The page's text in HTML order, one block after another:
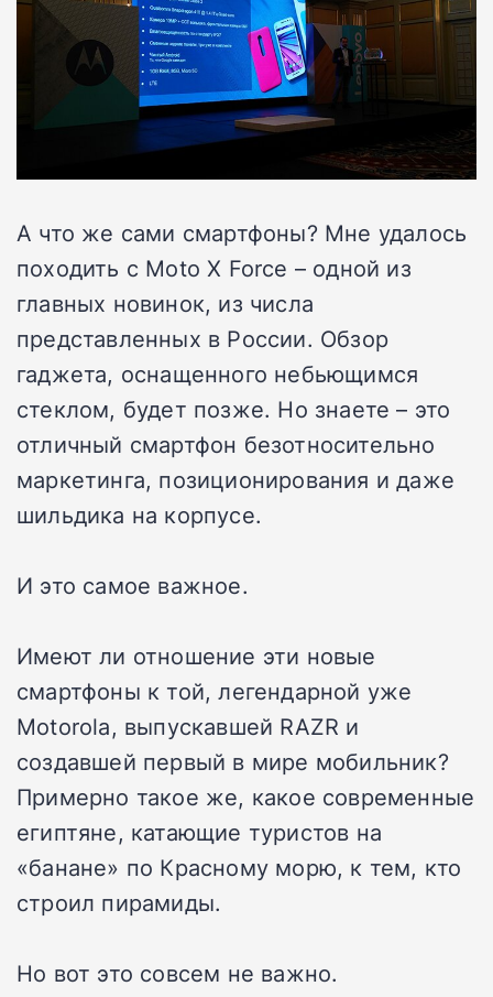
А что же сами смартфоны? Мне удалось
походить с Moto X Force – одной из
главных новинок, из числа
представленных в России. Обзор
гаджета, оснащенного небьющимся
стеклом, будет позже. Но знаете – это
отличный смартфон безотносительно
маркетинга, позиционирования и даже
шильдика на корпусе.
И это самое важное.
Имеют ли отношение эти новые
смартфоны к той, легендарной уже
Motorola, выпускавшей RAZR и
создавшей первый в мире мобильник?
Примерно такое же, какое современные
египтяне, катающие туристов на
«банане» по Красному морю, к тем, кто
строил пирамиды.
Но вот это совсем не важно.